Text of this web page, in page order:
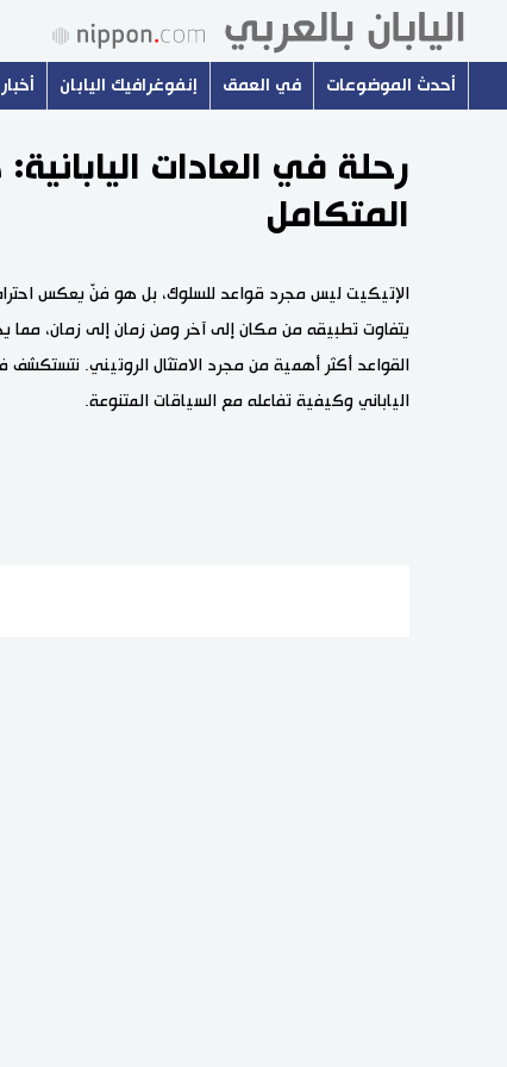
أحدث الموضوعات في العمق إنفوغرافيك اليابان أخبار
رحلة في العادات
المتكامل
الإتيكيت ليس مجرد قواعد للسلوك، بل هو فنّ يعكس
يتفاوت تطبيقه من مكان إلى آخر ومن زمان إلى زمان،
القواعد أكثر أهمية من مجرد الامتثال الروتيني.
الياباني وكيفية تفاعله مع السياقات المتنوعة.